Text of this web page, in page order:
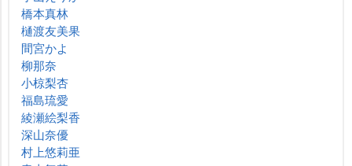
橋本真林
樋渡友美果
間宮かよ
柳那奈
小椋梨杏
福島琉愛
綾瀬絵梨香
深山奈優
村上悠莉亜